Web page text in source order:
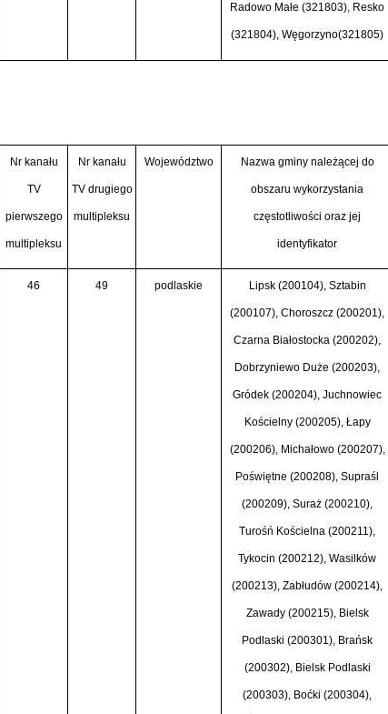
Radowo Małe (321803), Resko
(321804), Węgorzyno(321805)
Nr kanału
TV
pierwszego
multipleksu
Nr kanału
TV drugiego
multipleksu
Województwo Nazwa gminy należącej do
obszaru wykorzystania
częstotliwości oraz jej
identyfikator
46 49 podlaskie Lipsk (200104), Sztabin
(200107), Choroszcz (200201),
Czarna Białostocka (200202),
Dobrzyniewo Duże (200203),
Gródek (200204), Juchnowiec
Kościelny (200205), Łapy
(200206), Michałowo (200207),
Poświętne (200208), Supraśl
(200209), Suraż (200210),
Turośń Kościelna (200211),
Tykocin (200212), Wasilków
(200213), Zabłudów (200214),
Zawady (200215), Bielsk
Podlaski (200301), Brańsk
(200302), Bielsk Podlaski
(200303), Boćki (200304),